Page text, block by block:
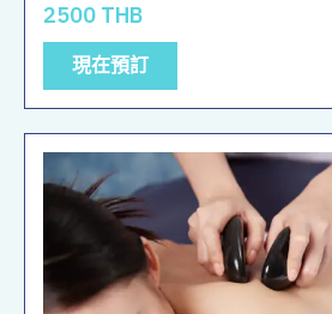
2500 THB
現在預訂